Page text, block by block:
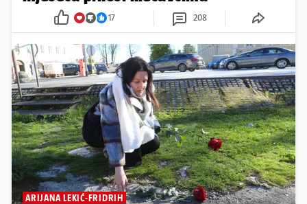
17 208
ARIJANA LEKIĆ-FRIDRIH